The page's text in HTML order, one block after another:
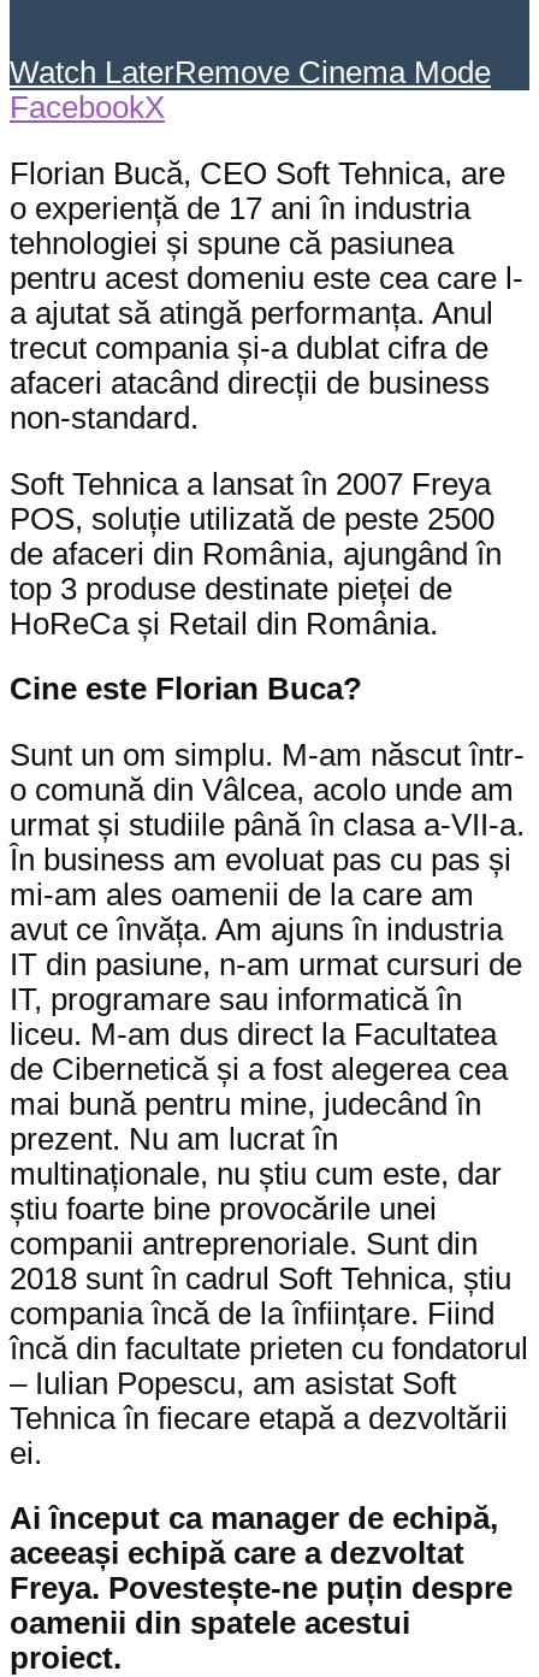
Watch LaterRemove Cinema Mode
FacebookX
Florian Bucă, CEO Soft Tehnica, are
o experiență de 17 ani în industria
tehnologiei și spune că pasiunea
pentru acest domeniu este cea care l-
a ajutat să atingă performanța. Anul
trecut compania și-a dublat cifra de
afaceri atacând direcții de business
non-standard.
Soft Tehnica a lansat în 2007 Freya
POS, soluție utilizată de peste 2500
de afaceri din România, ajungând în
top 3 produse destinate pieței de
HoReCa și Retail din România.
Cine este Florian Buca?
Sunt un om simplu. M-am născut într-
o comună din Vâlcea, acolo unde am
urmat și studiile până în clasa a-VII-a.
În business am evoluat pas cu pas și
mi-am ales oamenii de la care am
avut ce învăța. Am ajuns în industria
IT din pasiune, n-am urmat cursuri de
IT, programare sau informatică în
liceu. M-am dus direct la Facultatea
de Cibernetică și a fost alegerea cea
mai bună pentru mine, judecând în
prezent. Nu am lucrat în
multinaționale, nu știu cum este, dar
știu foarte bine provocările unei
companii antreprenoriale. Sunt din
2018 sunt în cadrul Soft Tehnica, știu
compania încă de la înființare. Fiind
încă din facultate prieten cu fondatorul
– Iulian Popescu, am asistat Soft
Tehnica în fiecare etapă a dezvoltării
ei.
Ai început ca manager de echipă,
aceeași echipă care a dezvoltat
Freya. Povestește-ne puțin despre
oamenii din spatele acestui
proiect.